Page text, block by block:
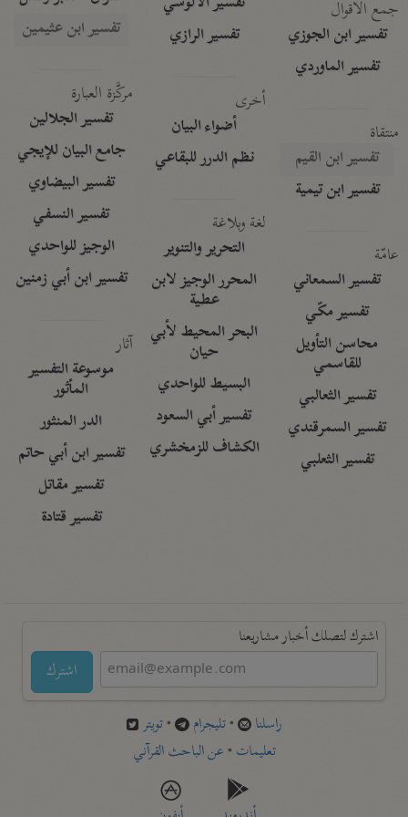
جمع الأقوال
تفسير ابن الجوزي
تفسير الماوردي
منتقاة
تفسير ابن القيم
تفسير ابن تيمية
عامّة
تفسير السمعاني
تفسير مكّي
محاسن التأويل
للقاسمي
تفسير الثعالبي
تفسير السمرقندي
تفسير الثعلبي
تفسير الرازي
أخرى
أضواء البيان
نظم الدرر للبقاعي
لغة وبلاغة
التحرير والتنوير
المحرر الوجيز لابن
عطية
البحر المحيط لأبي
حيان
البسيط للواحدي
تفسير أبي السعود
الكشاف للزمخشري
تفسير ابن عثيمين
مركَّزة العبارة
تفسير الجلالين
جامع البيان للإيجي
تفسير البيضاوي
تفسير النسفي
الوجيز للواحدي
تفسير ابن أبي زمنين
آثار
موسوعة التفسير
المأثور
الدر المنثور
تفسير ابن أبي حاتم
تفسير مقاتل
تفسير قتادة
اشترك لتصلك أخبار مشاريعنا
اشترك
راسلنا •تليجرام •تويتر
تعليمات •عن الباحث القرآني